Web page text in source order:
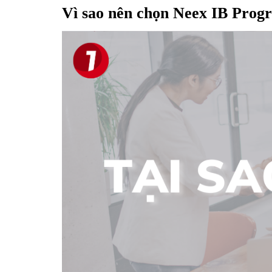
Vì sao nên chọn Neex IB